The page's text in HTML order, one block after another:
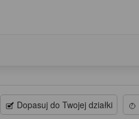
Dopasuj do Twojej działki